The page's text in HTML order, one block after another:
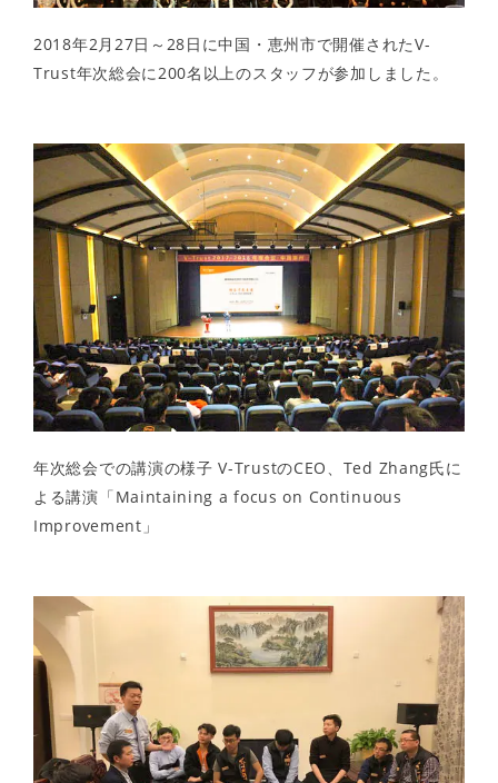
2018年2月27日～28日に中国・恵州市で開催されたV-
Trust年次総会に200名以上のスタッフが参加しました。
年次総会での講演の様子 V-TrustのCEO、Ted Zhang氏に
よる講演「Maintaining a focus on Continuous
Improvement」